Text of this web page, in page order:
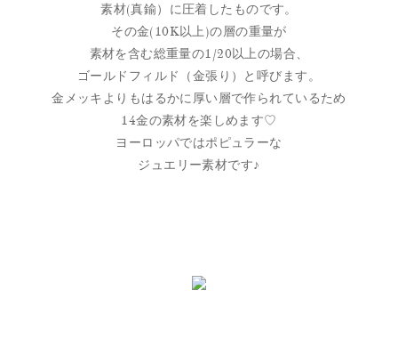
素材(真鍮）に圧着したものです。
その金(10K以上)の層の重量が
素材を含む総重量の1/20以上の場合、
ゴールドフィルド（金張り）と呼びます。
金メッキよりもはるかに厚い層で作られているため
14金の素材を楽しめます♡
ヨーロッパではポピュラーな
ジュエリー素材です♪